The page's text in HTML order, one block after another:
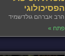
הפסיכולוגי
הרב אברהם גולדשמיד
פתח »